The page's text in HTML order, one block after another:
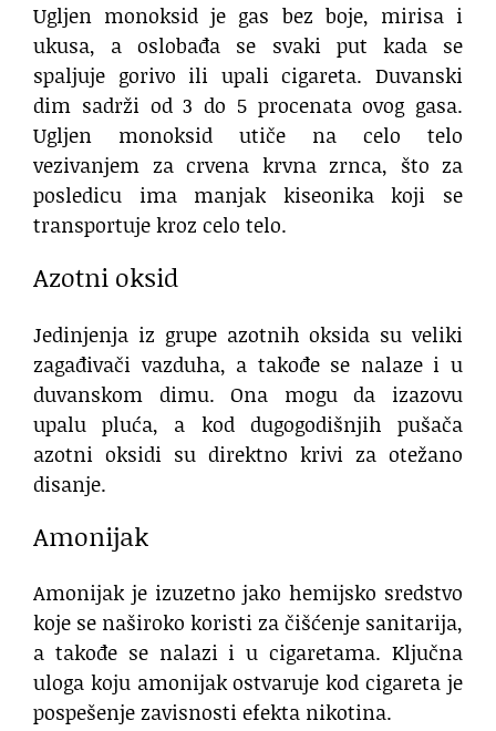
Ugljen monoksid je gas bez boje, mirisa i
ukusa, a oslobađa se svaki put kada se
spaljuje gorivo ili upali cigareta. Duvanski
dim sadrži od 3 do 5 procenata ovog gasa.
Ugljen monoksid utiče na celo telo
vezivanjem za crvena krvna zrnca, što za
posledicu ima manjak kiseonika koji se
transportuje kroz celo telo.
Azotni oksid
Jedinjenja iz grupe azotnih oksida su veliki
zagađivači vazduha, a takođe se nalaze i u
duvanskom dimu. Ona mogu da izazovu
upalu pluća, a kod dugogodišnjih pušača
azotni oksidi su direktno krivi za otežano
disanje.
Amonijak
Amonijak je izuzetno jako hemijsko sredstvo
koje se naširoko koristi za čišćenje sanitarija,
a takođe se nalazi i u cigaretama. Ključna
uloga koju amonijak ostvaruje kod cigareta je
pospešenje zavisnosti efekta nikotina.